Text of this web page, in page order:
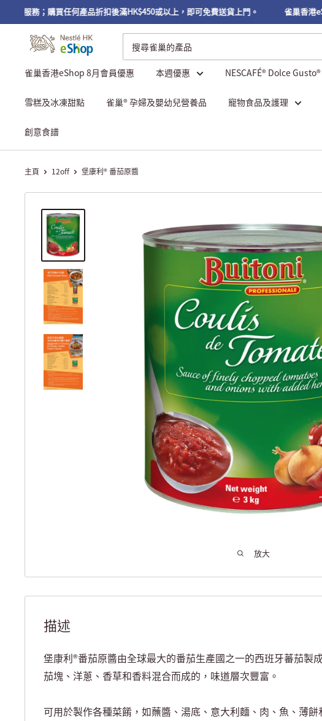
服務；購買任何產品折扣後滿HK$450或以上，即可免費送貨上門。 雀巢香港
雀巢香港eShop 8月會員優惠 本週優惠 NESCAFÉ® Dolce
雪糕及冰凍甜點 雀巢® 孕婦及嬰幼兒營養品 寵物食品及護理
創意食譜
主頁 12off 堡康利® 番茄原醬
放大
描述
堡康利®番茄原醬由全球最大的番茄生產國之一的西班牙蕃茄製
茄塊、洋蔥、香草和香料混合而成的，味道層次豐富。
可用於製作各種菜餚，如蘸醬、湯底、意大利麵、肉、魚、薄餅